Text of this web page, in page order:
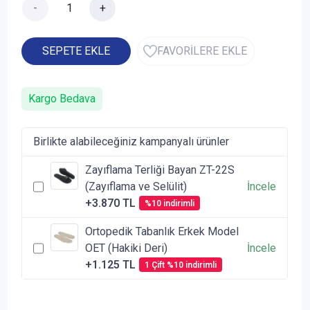
- +
SEPETE EKLE FAVORİLERE EKLE
Kargo Bedava
Birlikte alabileceğiniz kampanyalı ürünler
Zayıflama Terliği Bayan ZT-22S
(Zayıflama ve Selülit)
+3.870 TL
%10 indirimli
İncele
Ortopedik Tabanlık Erkek Model
OET (Hakiki Deri)
+1.125 TL
1 Çift %10 indirimli
İncele